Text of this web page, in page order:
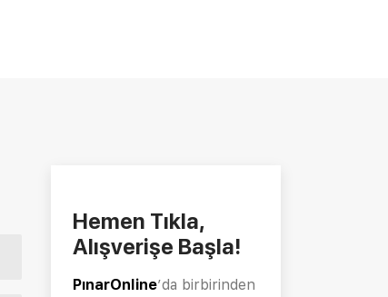
Hemen Tıkla,
Alışverişe Başla!
PınarOnline’da birbirinden